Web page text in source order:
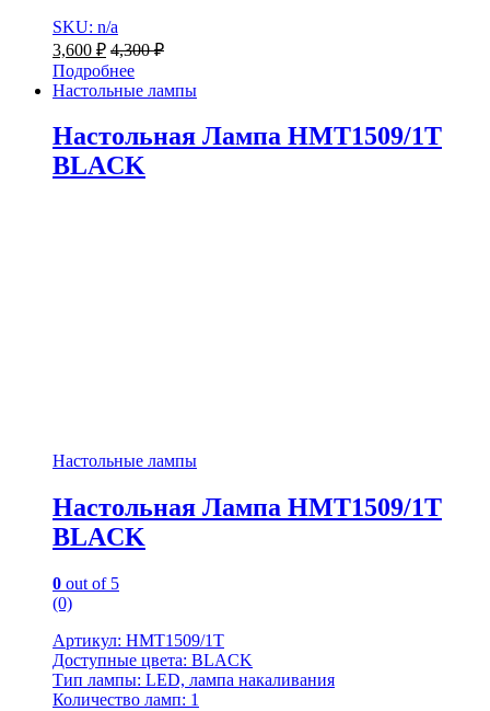
SKU: n/a
3,600 ₽ 4,300₽
Подробнее
Настольные лампы
Настольная Лампа HMT1509/1T
BLACK
Настольные лампы
Настольная Лампа HMT1509/1T
BLACK
0 out of 5
(0)
Артикул: HMT1509/1T
Доступные цвета: BLACK
Тип лампы: LED, лампа накаливания
Количество ламп: 1